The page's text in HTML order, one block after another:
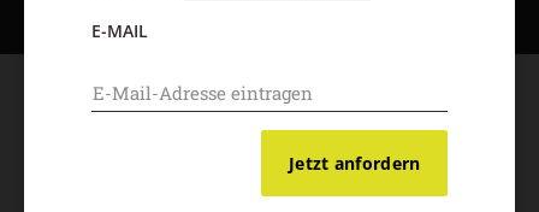
E-MAIL
Jetzt anfordern